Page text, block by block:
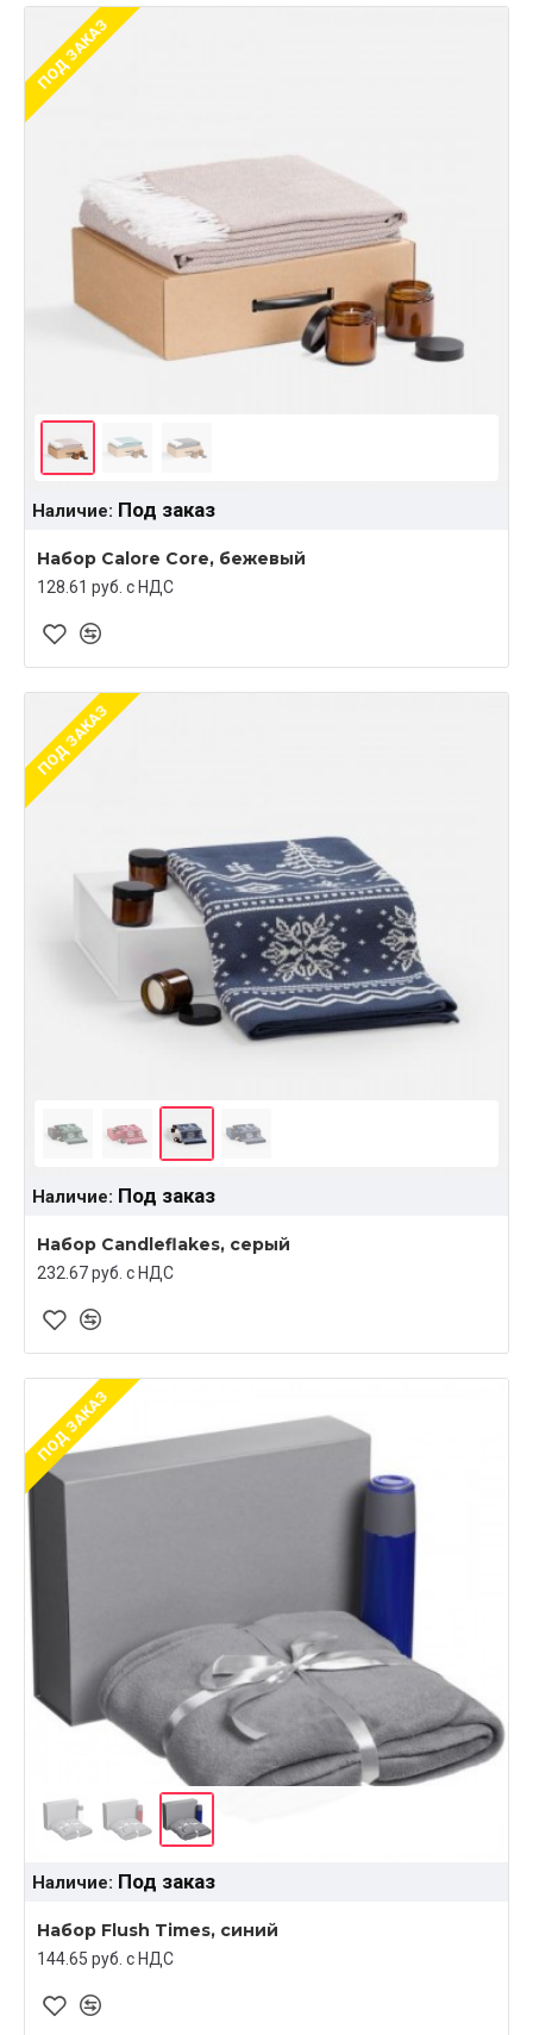
ПОД ЗАКАЗ
Наличие: Под заказ
Набор Calore Core, бежевый
128.61 руб. c НДС
ПОД ЗАКАЗ
Наличие: Под заказ
Набор Candleflakes, серый
232.67 руб. c НДС
ПОД ЗАКАЗ
Наличие: Под заказ
Набор Flush Times, синий
144.65 руб. c НДС